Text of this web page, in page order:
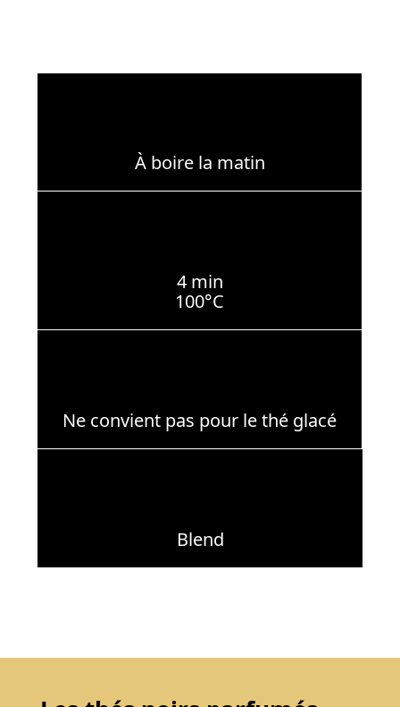
À boire la matin
4 min
100°C
Ne convient pas pour le thé glacé
Blend